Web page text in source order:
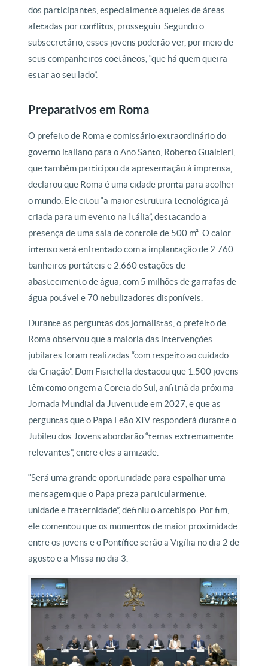
dos participantes, especialmente aqueles de áreas
afetadas por conflitos, prosseguiu. Segundo o
subsecretário, esses jovens poderão ver, por meio de
seus companheiros coetâneos, “que há quem queira
estar ao seu lado”.
Preparativos em Roma
O prefeito de Roma e comissário extraordinário do
governo italiano para o Ano Santo, Roberto Gualtieri,
que também participou da apresentação à imprensa,
declarou que Roma é uma cidade pronta para acolher
o mundo. Ele citou “a maior estrutura tecnológica já
criada para um evento na Itália”, destacando a
presença de uma sala de controle de 500 m². O calor
intenso será enfrentado com a implantação de 2.760
banheiros portáteis e 2.660 estações de
abastecimento de água, com 5 milhões de garrafas de
água potável e 70 nebulizadores disponíveis.
Durante as perguntas dos jornalistas, o prefeito de
Roma observou que a maioria das intervenções
jubilares foram realizadas “com respeito ao cuidado
da Criação”. Dom Fisichella destacou que 1.500 jovens
têm como origem a Coreia do Sul, anfitriã da próxima
Jornada Mundial da Juventude em 2027, e que as
perguntas que o Papa Leão XIV responderá durante o
Jubileu dos Jovens abordarão “temas extremamente
relevantes”, entre eles a amizade.
“Será uma grande oportunidade para espalhar uma
mensagem que o Papa preza particularmente:
unidade e fraternidade”, definiu o arcebispo. Por fim,
ele comentou que os momentos de maior proximidade
entre os jovens e o Pontífice serão a Vigília no dia 2 de
agosto e a Missa no dia 3.